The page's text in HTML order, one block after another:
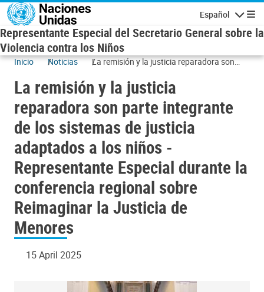
Skip to main content
Español
Representante Especial del Secretario General sobre la
Violencia contra los Niños
Inicio Noticias
La remisión y la justicia reparadora son
adaptados a los niños - Representante
Especial durante la conferencia regional
sobre Reimaginar la Justicia de Menores
La remisión y la justicia
reparadora son parte integrante
de los sistemas de justicia
adaptados a los niños -
Representante Especial durante la
conferencia regional sobre
Reimaginar la Justicia de
Menores
15 April 2025